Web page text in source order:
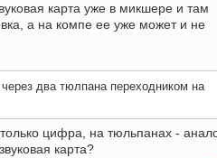
карта уже в микшере и там
а на компе ее уже может и не
два тюлпана переходником на
цифра, на тюльпанах -
карта?